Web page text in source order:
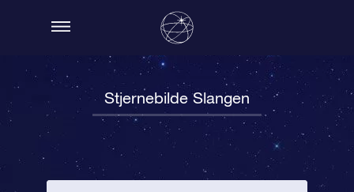
Stjernebilde Slangen